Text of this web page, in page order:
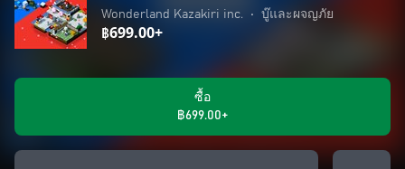
Wonderland Kazakiri inc. • บู๊และผจญภัย
฿699.00+
ซื้อ
฿699.00+